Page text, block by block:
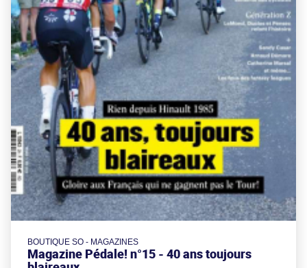
BOUTIQUE SO - MAGAZINES
Magazine Pédale! n°15 - 40 ans toujours